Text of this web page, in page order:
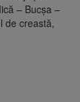
– Bucșa –
de creastă,